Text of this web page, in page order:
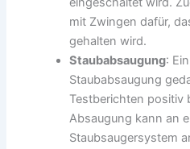
mit Zwingen dafür,
gehalten wird.
Staubabsaugung:
Staubabsaugung
Testberichten positiv
Absaugung kann an
Staubsaugersystem